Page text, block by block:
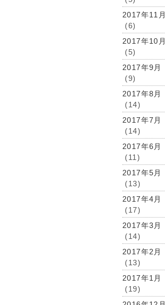
2017年11月
(6)
2017年10月
(5)
2017年9月
(9)
2017年8月
(14)
2017年7月
(14)
2017年6月
(11)
2017年5月
(13)
2017年4月
(17)
2017年3月
(14)
2017年2月
(13)
2017年1月
(19)